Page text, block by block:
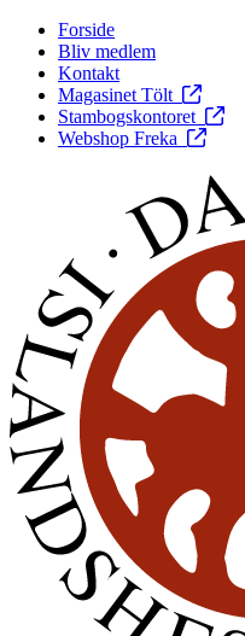
Forside
Bliv medlem
Kontakt
Magasinet Tölt
Stambogskontoret
Webshop Freka